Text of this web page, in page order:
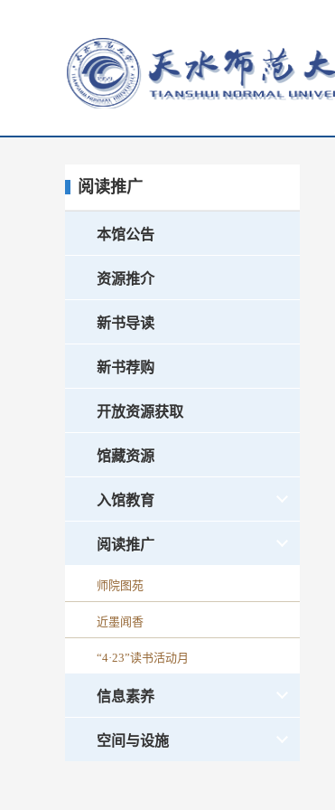
阅读推广
本馆公告
资源推介
新书导读
新书荐购
开放资源获取
馆藏资源
入馆教育
阅读推广
师院图苑
近墨闻香
“4·23”读书活动月
信息素养
空间与设施